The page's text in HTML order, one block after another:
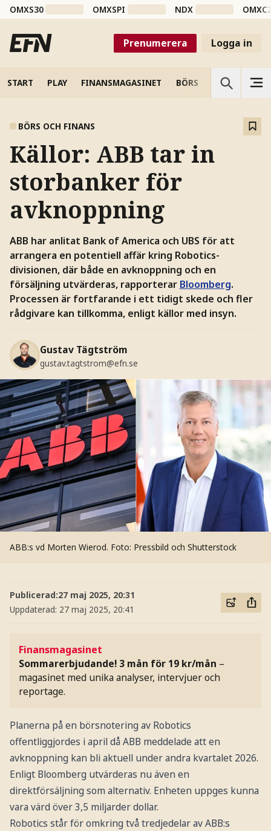
OMXS30 OMXSPI NDX
Prenumerera Logga in
START PLAY FINANSMAGASINET BÖRS VETENSKAP
BÖRS OCH FINANS
Källor: ABB tar in
storbanker för
avknoppning
ABB har anlitat Bank of America och UBS för att
arrangera en potentiell affär kring Robotics-
divisionen, där både en avknoppning och en
försäljning utvärderas, rapporterar Bloomberg.
Processen är fortfarande i ett tidigt skede och fler
rådgivare kan tillkomma, enligt källor med insyn.
Gustav Tägtström
gustav.tagtstrom@efn.se
ABB:s vd Morten Wierod. Foto: Pressbild och Shutterstock
Publicerad:27 maj 2025, 20:31
Uppdaterad: 27 maj 2025, 20:41
Finansmagasinet
Sommarerbjudande! 3 mån för 19 kr/mån –
magasinet med unika analyser, intervjuer och
reportage.
Planerna på en börsnotering av Robotics
offentliggjordes i april då ABB meddelade att en
avknoppning kan bli aktuell under andra kvartalet 2026.
Enligt Bloomberg utvärderas nu även en
direktförsäljning som alternativ. Enheten uppges kunna
vara värd över 3,5 miljarder dollar.
Robotics står för omkring två tredjedelar av ABB:s